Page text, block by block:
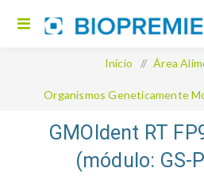
Início / Área
Organismos Geneticamente
GMOIdent RT FP967 Linhaça
GMOIdent RT
(módulo: GS-